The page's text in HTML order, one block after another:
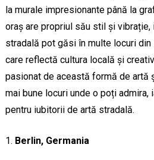
la murale impresionante până la
oraș are propriul său stil și vibrație,
stradală pot găsi în multe locuri
care reflectă cultura locală și
pasionat de această formă de
mai bune locuri unde o poți
pentru iubitorii de artă stradală.
Berlin, Germania